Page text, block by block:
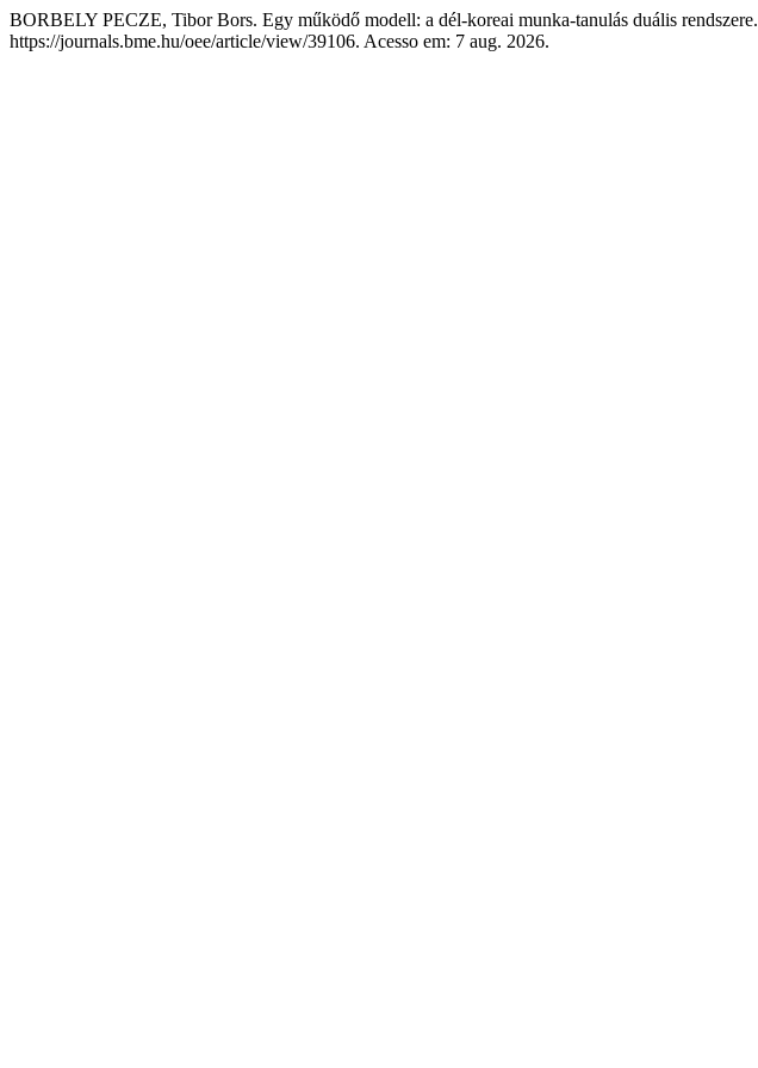
BORBELY PECZE, Tibor Bors. Egy működő modell: a dél-koreai munka-tanulás duális rendszere.
https://journals.bme.hu/oee/article/view/39106. Acesso em: 7 aug. 2026.